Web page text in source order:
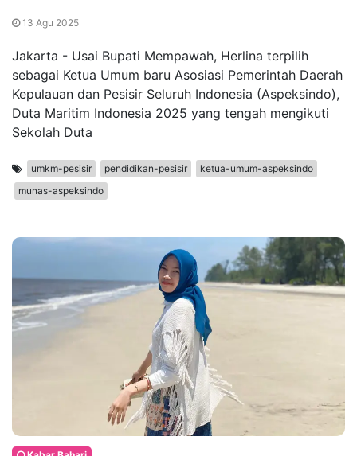
13 Agu 2025
Jakarta - Usai Bupati Mempawah, Herlina terpilih
sebagai Ketua Umum baru Asosiasi Pemerintah Daerah
Kepulauan dan Pesisir Seluruh Indonesia (Aspeksindo),
Duta Maritim Indonesia 2025 yang tengah mengikuti
Sekolah Duta
umkm-pesisir pendidikan-pesisir
ketua-umum-aspeksindo
munas-aspeksindo